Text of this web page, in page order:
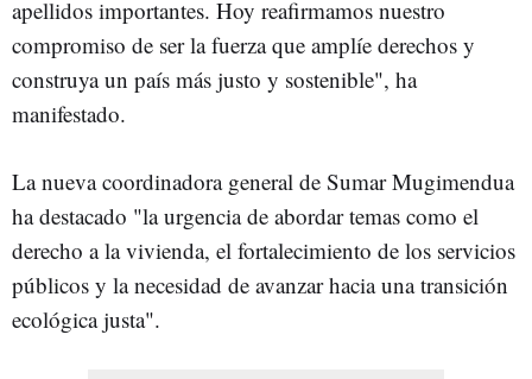
apellidos importantes. Hoy reafirmamos nuestro
compromiso de ser la fuerza que amplíe derechos y
construya un país más justo y sostenible", ha
manifestado.
La nueva coordinadora general de Sumar Mugimendua
ha destacado "la urgencia de abordar temas como el
derecho a la vivienda, el fortalecimiento de los servicios
públicos y la necesidad de avanzar hacia una transición
ecológica justa".